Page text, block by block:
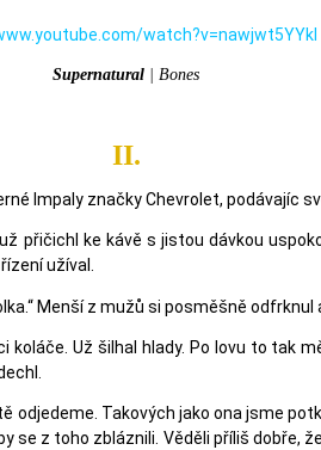
watch?v=nawjwt5YYkI
Supernatural | Bones
II.
Impaly značky Chevrolet, podávajíc
přičichl ke kávě s jistou dávkou
užíval.
Menší z mužů si posměšně odfrknul
Už šilhal hlady. Po lovu to tak
odjedeme. Takových jako ona jsme
se z toho zbláznili. Věděli příliš